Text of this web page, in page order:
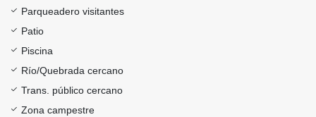
Parqueadero visitantes
Patio
Piscina
Río/Quebrada cercano
Trans. público cercano
Zona campestre